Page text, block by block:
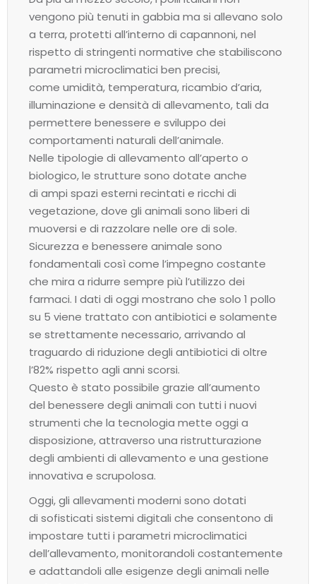
vengono più tenuti in gabbia ma si allevano solo
a terra, protetti all’interno di capannoni, nel
rispetto di stringenti normative che stabiliscono
parametri microclimatici ben precisi,
come umidità, temperatura, ricambio d’aria,
illuminazione e densità di allevamento, tali da
permettere benessere e sviluppo dei
comportamenti naturali dell’animale.
Nelle tipologie di allevamento all’aperto o
biologico, le strutture sono dotate anche
di ampi spazi esterni recintati e ricchi di
vegetazione, dove gli animali sono liberi di
muoversi e di razzolare nelle ore di sole.
Sicurezza e benessere animale sono
fondamentali così come l’impegno costante
che mira a ridurre sempre più l’utilizzo dei
farmaci. I dati di oggi mostrano che solo 1 pollo
su 5 viene trattato con antibiotici e solamente
se strettamente necessario, arrivando al
traguardo di riduzione degli antibiotici di oltre
l’82% rispetto agli anni scorsi.
Questo è stato possibile grazie all’aumento
del benessere degli animali con tutti i nuovi
strumenti che la tecnologia mette oggi a
disposizione, attraverso una ristrutturazione
degli ambienti di allevamento e una gestione
innovativa e scrupolosa.
Oggi, gli allevamenti moderni sono dotati
di sofisticati sistemi digitali che consentono di
impostare tutti i parametri microclimatici
dell’allevamento, monitorandoli costantemente
e adattandoli alle esigenze degli animali nelle